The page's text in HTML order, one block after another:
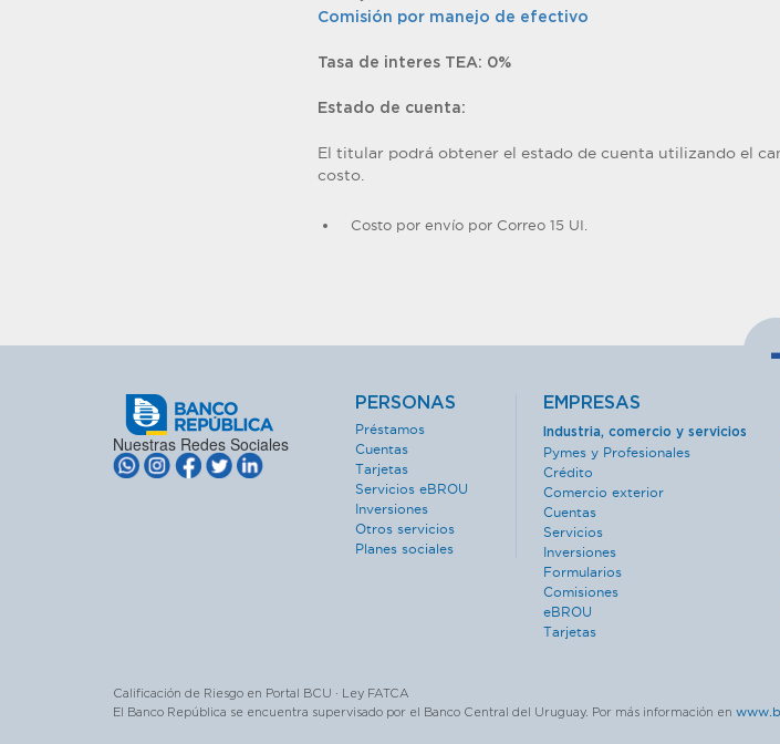
Comisión por manejo de efectivo
Tasa de interes TEA: 0%
Estado de cuenta:
El titular podrá obtener el estado de cuenta utilizando el
costo.
Costo por envío por Correo 15 UI.
Nuestras Redes Sociales
PERSONAS
Préstamos
Cuentas
Tarjetas
Servicios eBROU
Inversiones
Otros servicios
Planes sociales
EMPRESAS
Industria, comercio y servicios
Pymes y Profesionales
Crédito
Comercio exterior
Cuentas
Servicios
Inversiones
Formularios
Comisiones
eBROU
Tarjetas
Calificación de Riesgo en Portal BCU · Ley FATCA
El Banco República se encuentra supervisado por el Banco Central del Uruguay. Por más información en